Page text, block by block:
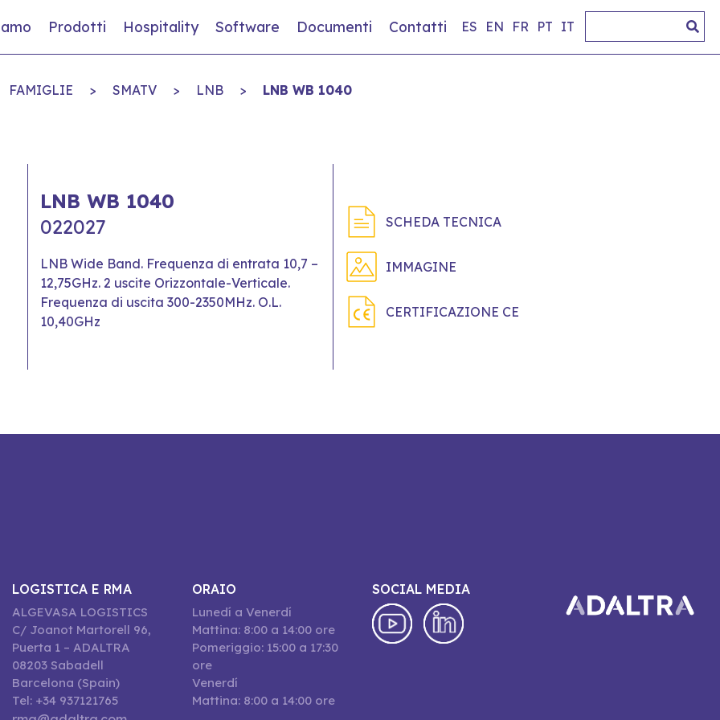
Prodotti Hospitality Software Documenti Contatti ES EN FR PT IT
FAMIGLIE > SMATV > LNB > LNB WB 1040
LNB WB 1040
022027
LNB Wide Band. Frequenza di entrata 10,7 –
12,75GHz. 2 uscite Orizzontale-Verticale.
Frequenza di uscita 300-2350MHz. O.L.
10,40GHz
SCHEDA TECNICA
IMMAGINE
CERTIFICAZIONE CE
LOGISTICA E RMA
ALGEVASA LOGISTICS
C/ Joanot Martorell 96,
Puerta 1 – ADALTRA
08203 Sabadell
Barcelona (Spain)
Tel: +34 937121765
ORAIO
Lunedí a Venerdí
Mattina: 8:00 a 14:00 ore
Pomeriggio: 15:00 a 17:30
ore
Venerdí
Mattina: 8:00 a 14:00 ore
SOCIAL MEDIA